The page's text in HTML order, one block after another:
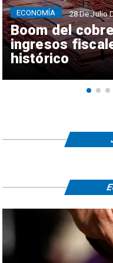
Boom del
ingresos
histórico
ECONOMÍA 28 De Julio